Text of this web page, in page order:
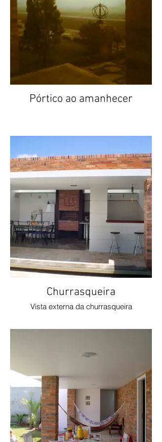
Pórtico ao amanhecer
Churrasqueira
Vista externa da churrasqueira